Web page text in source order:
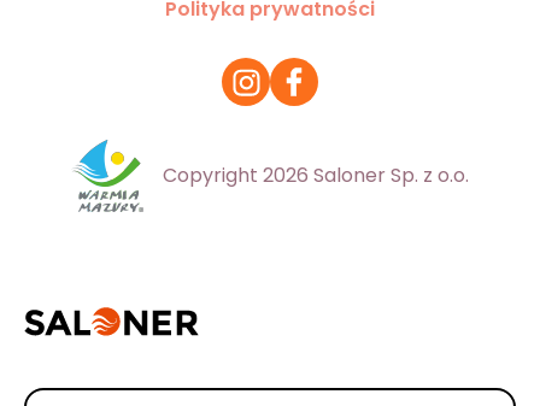
Polityka prywatności
Copyright 2026 Saloner Sp. z o.o.